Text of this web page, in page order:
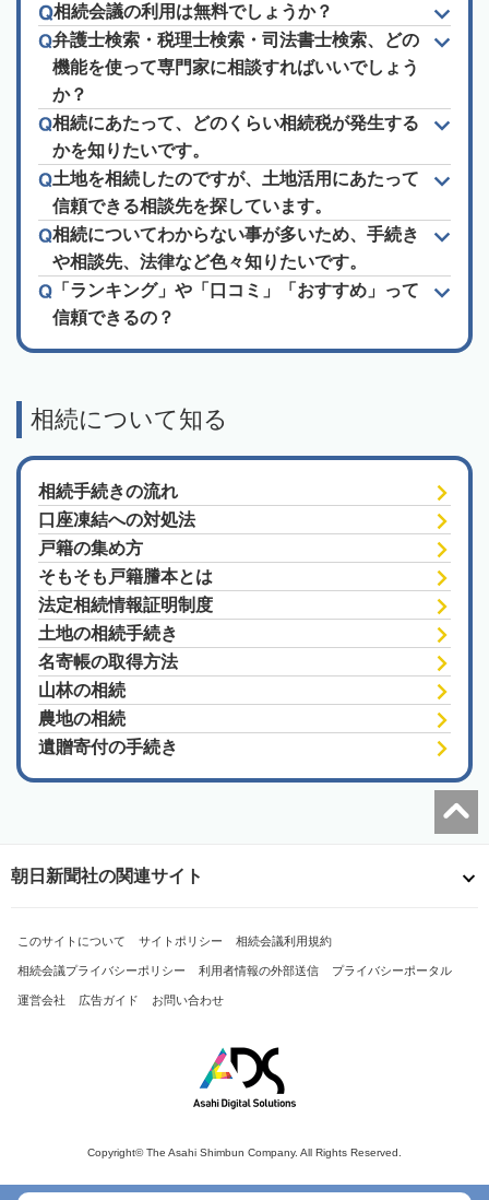
相続会議の利用は無料でしょうか？
弁護士検索・税理士検索・司法書士検索、どの
機能を使って専門家に相談すればいいでしょう
か？
相続にあたって、どのくらい相続税が発生する
かを知りたいです。
土地を相続したのですが、土地活用にあたって
信頼できる相談先を探しています。
相続についてわからない事が多いため、手続き
や相談先、法律など色々知りたいです。
「ランキング」や「口コミ」「おすすめ」って
信頼できるの？
相続について知る
相続手続きの流れ
口座凍結への対処法
戸籍の集め方
そもそも戸籍謄本とは
法定相続情報証明制度
土地の相続手続き
名寄帳の取得方法
山林の相続
農地の相続
遺贈寄付の手続き
朝日新聞社の関連サイト
このサイトについて サイトポリシー 相続会議利用規約
相続会議プライバシーポリシー 利用者情報の外部送信 プライバシーポータル
運営会社 広告ガイド お問い合わせ
Copyright© The Asahi Shimbun Company. All Rights Reserved.